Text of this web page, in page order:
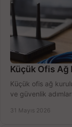
Küçük Ofis Ağ
Küçük ofis ağ
ve güvenlik
31 Mayıs 2026